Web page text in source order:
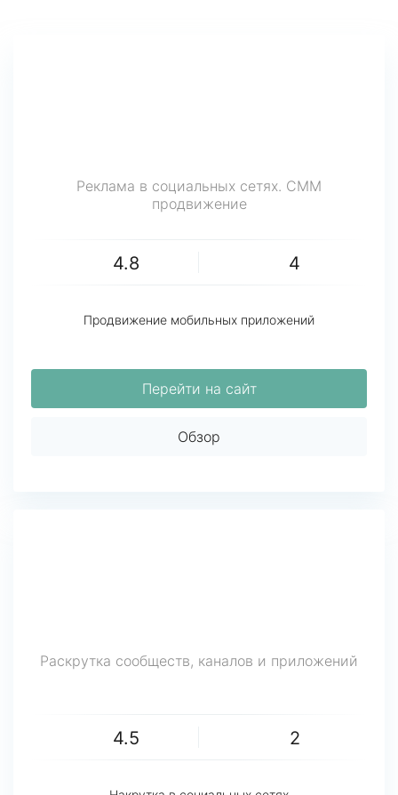
Реклама в социальных сетях. СММ
продвижение
4.8 4
Продвижение мобильных приложений
Перейти на сайт
Обзор
Раскрутка сообществ, каналов и приложений
4.5 2